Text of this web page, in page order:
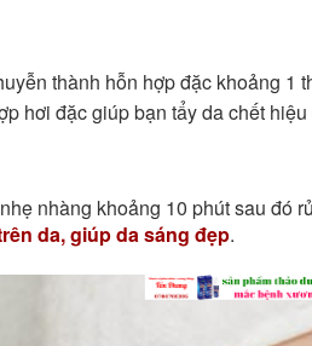
thành hỗn hợp đặc khoảng 1
hơi đặc giúp bạn tẩy da chết hiệu
nhàng khoảng 10 phút sau đó
da, giúp da sáng đẹp.